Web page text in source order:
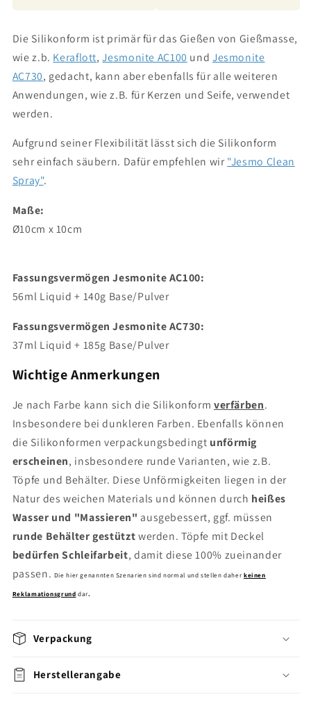
Die Silikonform ist primär für das Gießen von Gießmasse,
wie z.b. Keraflott,Jesmonite AC100 und Jesmonite
AC730, gedacht, kann aber ebenfalls für alle weiteren
Anwendungen, wie z.B. für Kerzen und Seife, verwendet
werden.
Aufgrund seiner Flexibilität lässt sich die Silikonform
sehr einfach säubern. Dafür empfehlen wir"Jesmo Clean
Spray".
Maße:
Ø10cm x 10cm
Fassungsvermögen Jesmonite AC100:
56ml Liquid + 140g Base/Pulver
Fassungsvermögen Jesmonite AC730:
37ml Liquid + 185g Base/Pulver
Wichtige Anmerkungen
Je nach Farbe kann sich die Silikonform verfärben.
Insbesondere bei dunkleren Farben. Ebenfalls können
die Silikonformen verpackungsbedingt unförmig
erscheinen, insbesondere runde Varianten, wie z.B.
Töpfe und Behälter. Diese Unförmigkeiten liegen in der
Natur des weichen Materials und können durch heißes
Wasser und "Massieren" ausgebessert, ggf. müssen
runde Behälter gestütztwerden. Töpfe mit Deckel
bedürfen Schleifarbeit, damit diese 100% zueinander
passen. Die hier genannten Szenarien sind normal und stellen daher keinen
Reklamationsgrund dar.
Verpackung
Herstellerangabe